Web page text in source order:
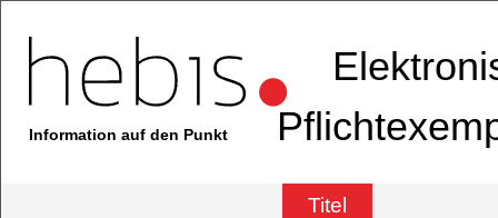
Information auf den Punkt
Titel